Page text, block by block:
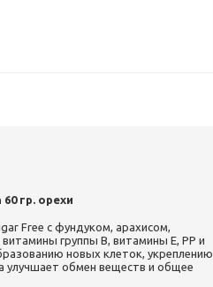
гр. орехи
Free с фундуком, арахисом,
группы В, витамины Е, РР и
новых клеток, укреплению
улучшает обмен веществ и общее